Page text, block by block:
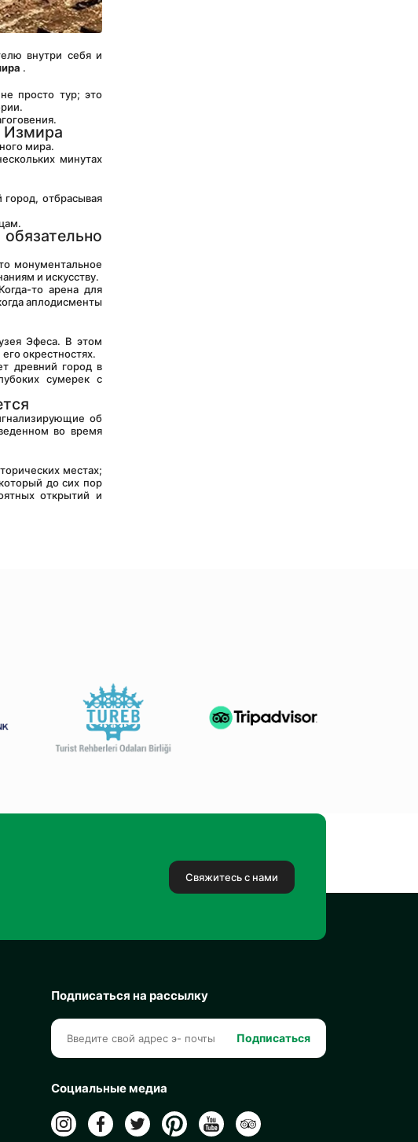
внутри себя и
.
Измира
мира.
и искусству.
аплодисменты
окрестностях.
сумерек с
во время
до сих пор
открытий и
Свяжитесь с нами
Подписаться на рассылку
Подписаться
Социальные медиа